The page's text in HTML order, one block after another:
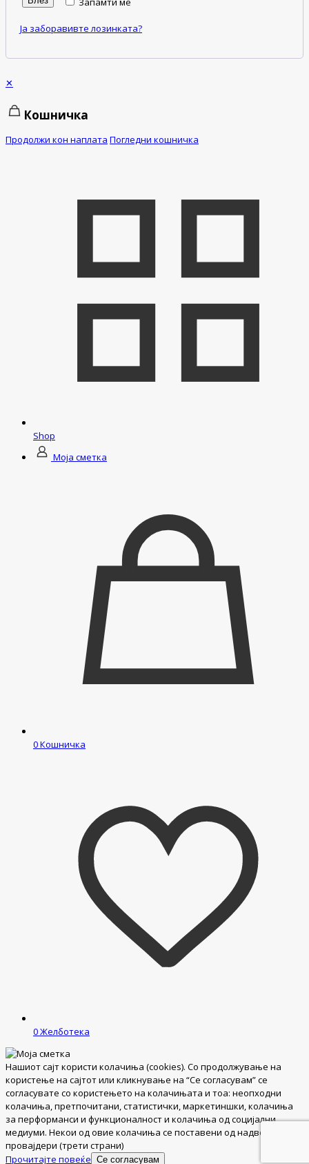
Ја заборавивте лозинката?
✕
Кошничка
Продолжи кон наплата Погледни кошничка
Shop
Моја сметка
0Кошничка
0Желботека
Нашиот сајт користи колачиња (cookies). Со продолжување на
користење на сајтот или кликнување на “Се согласувам” се
согласувате со користењето на колачињата и тоа: неопходни
колачиња, претпочитани, статистички, маркетиншки, колачиња
за перформанси и функционалност и колачиња од социјални
медиуми. Некои од овие колачиња се поставени од надворешни
провајдери (трети страни)
Прочитајте повеќе Се согласувам